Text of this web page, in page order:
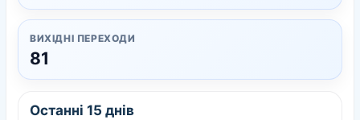
ВИХІДНІ ПЕРЕХОДИ
81
Останні 15 днів